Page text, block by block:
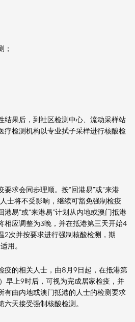
；
结果后，到社区检测中心、流动采样站
疗检测机构以专业拭子采样进行核酸检
求会同步理顺。按“回港易”或“来港
士将不受影响，继续可豁免强制检疫
港易”或“来港易”计划从内地或澳门抵港
相应调整为3晚，并在抵港第三天开始4
2次并按要求进行强制核酸检测，期
用。
疫的相关人士，由8月9日起，在抵港第
早上9时后，可视为完成居家检疫，并
有由内地或澳门抵港的人士的检测要求
天接受强制核酸检测。